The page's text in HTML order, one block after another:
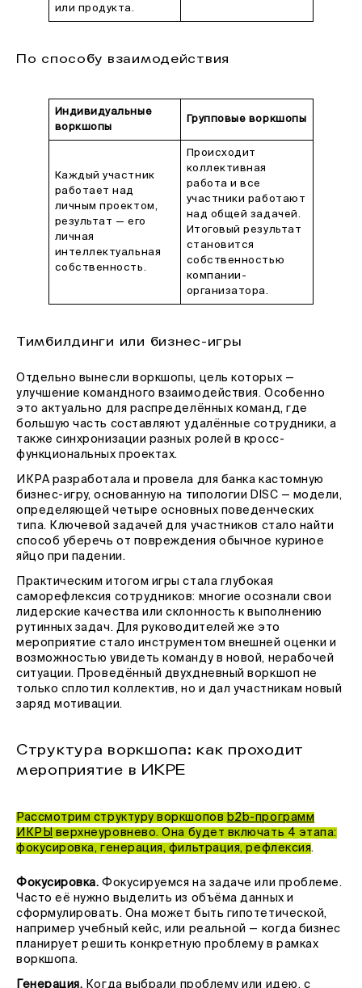
или продукта.
По способу взаимодействия
Индивидуальные
воркшопы
Групповые воркшопы
Каждый участник
работает над
личным проектом,
результат — его
личная
интеллектуальная
собственность.
Происходит
коллективная
работа и все
участники работают
над общей задачей.
Итоговый результат
становится
собственностью
компании-
организатора.
Тимбилдинги или бизнес-игры
Отдельно вынесли воркшопы, цель которых —
улучшение командного взаимодействия. Особенно
это актуально для распределённых команд, где
большую часть составляют удалённые сотрудники, а
также синхронизации разных ролей в кросс-
функциональных проектах.
ИКРА разработала и провела для банка кастомную
бизнес-игру, основанную на типологии DISC — модели,
определяющей четыре основных поведенческих
типа. Ключевой задачей для участников стало найти
способ уберечь от повреждения обычное куриное
яйцо при падении.
Практическим итогом игры стала глубокая
саморефлексия сотрудников: многие осознали свои
лидерские качества или склонность к выполнению
рутинных задач. Для руководителей же это
мероприятие стало инструментом внешней оценки и
возможностью увидеть команду в новой, нерабочей
ситуации. Проведённый двухдневный воркшоп не
только сплотил коллектив, но и дал участникам новый
заряд мотивации.
Структура воркшопа: как проходит
мероприятие в ИКРЕ
Рассмотрим структуру воркшопов b2b-программ
ИКРЫ верхнеуровнево. Она будет включать 4 этапа:
фокусировка, генерация, фильтрация, рефлексия.
Фокусировка. Фокусируемся на задаче или проблеме.
Часто её нужно выделить из объёма данных и
сформулировать. Она может быть гипотетической,
например учебный кейс, или реальной — когда бизнес
планирует решить конкретную проблему в рамках
воркшопа.
Генерация. Когда выбрали проблему или идею, с